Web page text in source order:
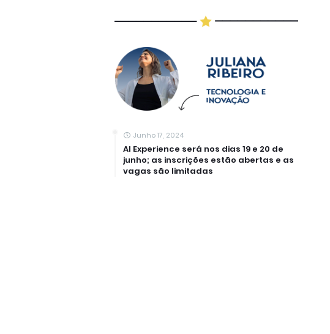
Junho 17, 2024
AI Experience será nos dias 19 e 20 de
junho; as inscrições estão abertas e as
vagas são limitadas